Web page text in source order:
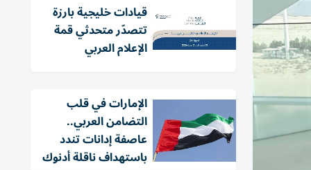
قيادات خليجية بارزة
تتصدّر متحدثي قمة
الإعلام العربي
الإمارات في قلب
التضامن العربي..
عاصفة إدانات تندد
باستهداف ناقلة أدنوك